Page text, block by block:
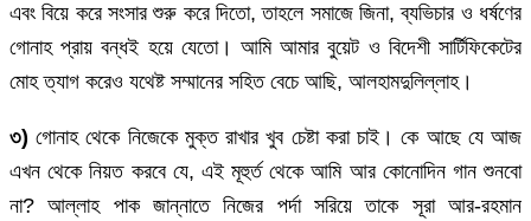
এবং বিয়ে করে সংসার শুরু করে দিতো, তাহলে সমাজে জিনা, ব্যভিচার ও ধর্ষণের
গোনাহ প্রায় বন্ধই হয়ে যেতো। আমি আমার বুয়েট ও বিদেশী সার্টিফিকেটের
মোহ ত্যাগ করেও যথেষ্ট সম্মানের সহিত বেচে আছি, আলহামদুলিল্লাহ।
৩) গোনাহ থেকে নিজেকে মুক্ত রাখার খুব চেষ্টা করা চাই। কে আছে যে আজ
এখন থেকে নিয়ত করবে যে, এই মূহুর্ত থেকে আমি আর কোনোদিন গান শুনবো
না? আল্লাহ পাক জান্নাতে নিজের পর্দা সরিয়ে তাকে সূরা আর-রহমান